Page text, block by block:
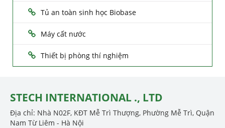
Tủ an toàn sinh học Biobase
Máy cất nước
Thiết bị phòng thí nghiệm
STECH INTERNATIONAL ., LTD
Địa chỉ: Nhà N02F, KĐT Mễ Trì Thượng, Phường Mễ Trì, Quận
Nam Từ Liêm - Hà Nội